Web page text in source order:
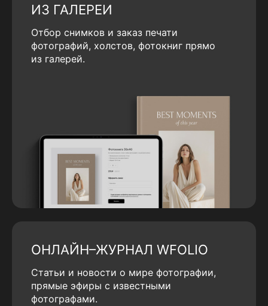
ИЗ ГАЛЕРЕИ
Отбор снимков и заказ печати
фотографий, холстов, фотокниг прямо
из галерей.
ОНЛАЙН–ЖУРНАЛ WFOLIO
Статьи и новости о мире фотографии,
прямые эфиры с известными
фотографами.